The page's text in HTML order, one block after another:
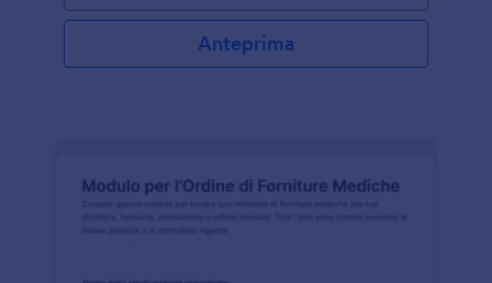
Anteprima